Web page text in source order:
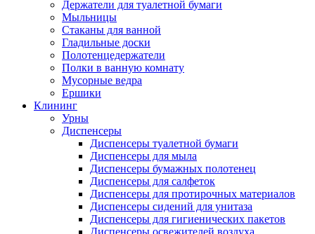
Держатели для туалетной бумаги
Мыльницы
Стаканы для ванной
Гладильные доски
Полотенцедержатели
Полки в ванную комнату
Мусорные ведра
Ершики
Клининг
Урны
Диспенсеры
Диспенсеры туалетной бумаги
Диспенсеры для мыла
Диспенсеры бумажных полотенец
Диспенсеры для салфеток
Диспенсеры для протирочных материалов
Диспенсеры сидений для унитаза
Диспенсеры для гигиенических пакетов
Диспенсеры освежителей воздуха